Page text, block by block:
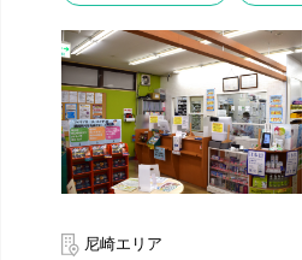
尼崎エリア